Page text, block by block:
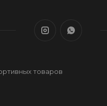
товаров